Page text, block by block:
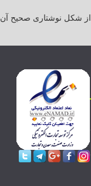
از شکل نوشتاری صحیح آن